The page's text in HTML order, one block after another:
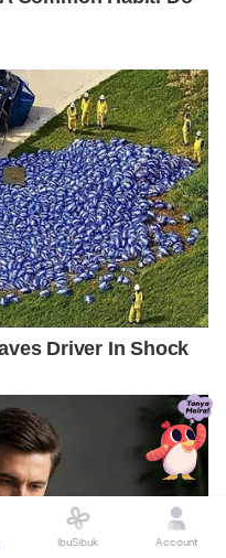
IbuSibuk Account